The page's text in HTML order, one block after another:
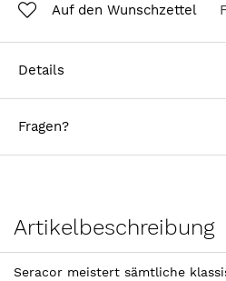
Auf den Wunschzettel
Details
Fragen?
Artikelbeschreibung
Seracor meistert sämtliche